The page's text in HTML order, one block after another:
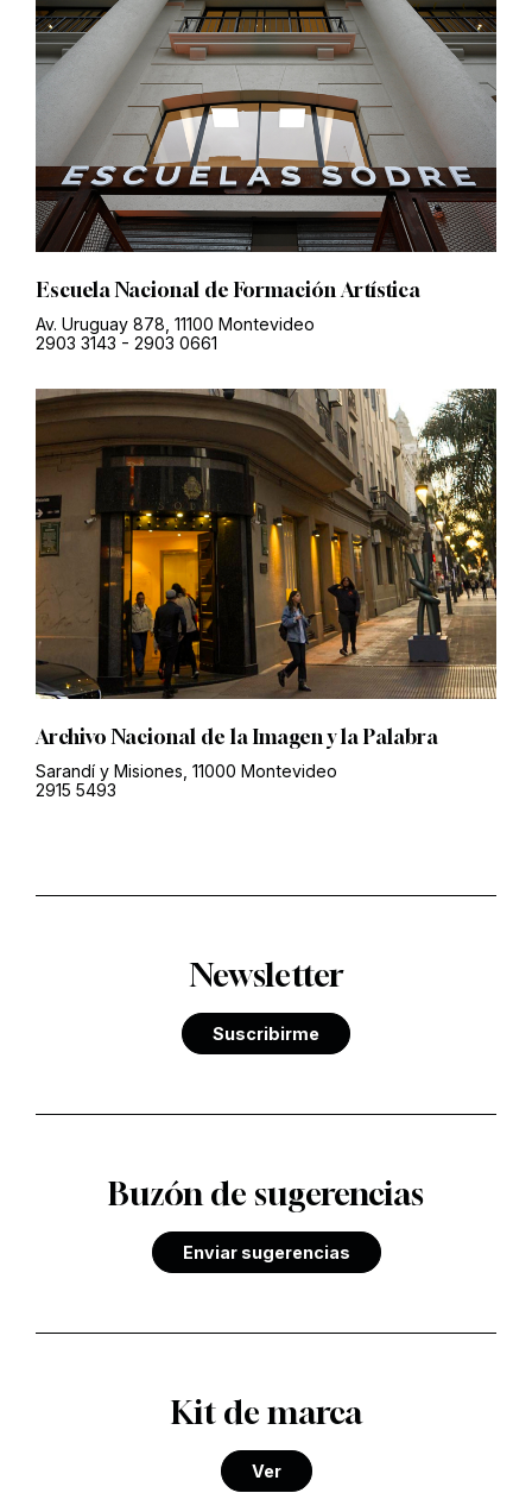
Escuela Nacional de Formación Artística
Av. Uruguay 878, 11100 Montevideo
2903 3143 - 2903 0661
Archivo Nacional de la Imagen y la Palabra
Sarandí y Misiones, 11000 Montevideo
2915 5493
Newsletter
Suscribirme
Buzón de sugerencias
Enviar sugerencias
Kit de marca
Ver